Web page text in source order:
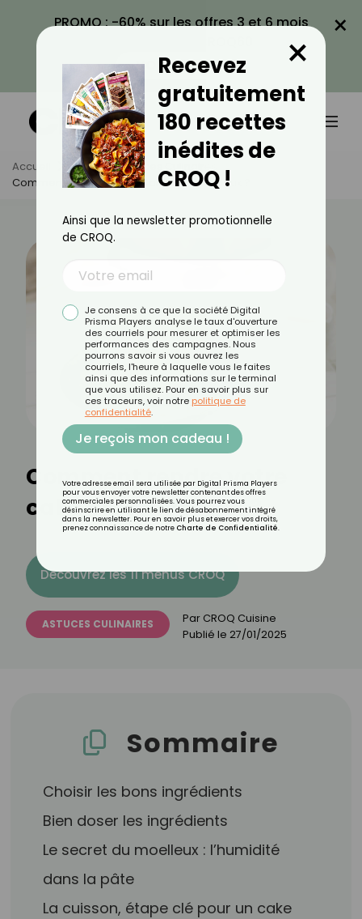
PROMO : -60% sur les offres 3 et 6 mois
VOIR LA PROMO
×
Accueil Actus
Astuces Culinaires
Comment Rendre Votre Cake Plus Moelleux ?
Comment rendre votre
cake plus moelleux ?
Découvrez les 11 menus CROQ
ASTUCES CULINAIRES Par CROQ Cuisine
Publié le 27/01/2025
Sommaire
Choisir les bons ingrédients
Bien doser les ingrédients
Le secret du moelleux : l’humidité
dans la pâte
La cuisson, étape clé pour un cake
Recevez
gratuitement
180 recettes
inédites de
CROQ !
×
Ainsi que la newsletter promotionnelle
de CROQ.
Je consens à ce que la société Digital
Prisma Players analyse le taux d'ouverture
des courriels pour mesurer et optimiser les
performances des campagnes. Nous
pourrons savoir si vous ouvrez les
courriels, l'heure à laquelle vous le faites
ainsi que des informations sur le terminal
que vous utilisez. Pour en savoir plus sur
ces traceurs, voir notre politique de
confidentialité.
Je reçois mon cadeau !
Votre adresse email sera utilisée par Digital Prisma Players
pour vous envoyer votre newsletter contenant des offres
commerciales personnalisées. Vous pourrez vous
désinscrire en utilisant le lien de désabonnement intégré
dans la newsletter. Pour en savoir plus et exercer vos droits,
prenez connaissance de notre Charte de Confidentialité.